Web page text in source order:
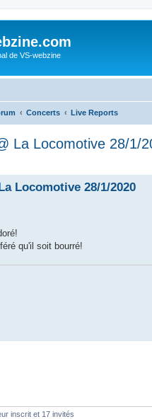
de VS-webzine
Concerts Live Reports
La Locomotive 28/1/
Locomotive 28/1/2020
qu'il soit bourré!
inscrit et 17 invités